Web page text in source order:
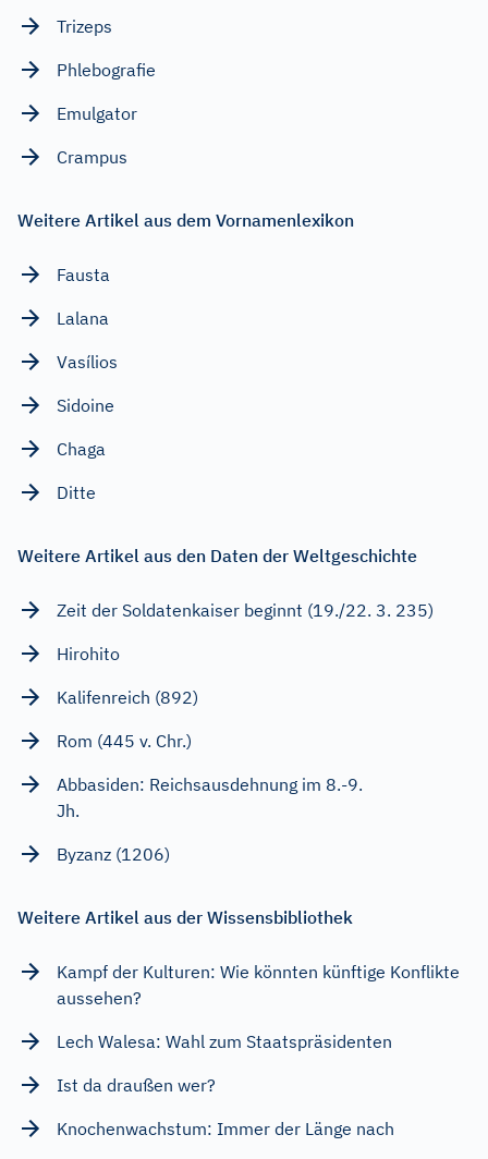
Trizeps
Phlebografie
Emulgator
Crampus
Weitere Artikel aus dem Vornamenlexikon
Fausta
Lalana
Vasílios
Sidoine
Chaga
Ditte
Weitere Artikel aus den Daten der Weltgeschichte
Zeit der Soldatenkaiser beginnt (19./22. 3. 235)
Hirohito
Kalifenreich (892)
Rom (445 v. Chr.)
Abbasiden: Reichsausdehnung im 8.-9.
Jh.
Byzanz (1206)
Weitere Artikel aus der Wissensbibliothek
Kampf der Kulturen: Wie könnten künftige Konflikte
aussehen?
Lech Walesa: Wahl zum Staatspräsidenten
Ist da draußen wer?
Knochenwachstum: Immer der Länge nach